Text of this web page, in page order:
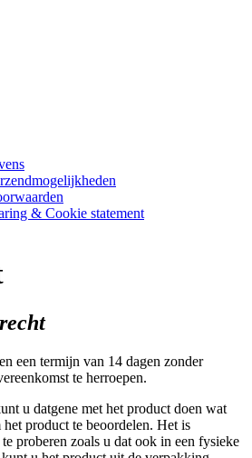
& Cookie statement
een termijn van 14 dagen zonder
te herroepen.
u datgene met het product doen wat
product te beoordelen. Het is
proberen zoals u dat ook in een fysieke